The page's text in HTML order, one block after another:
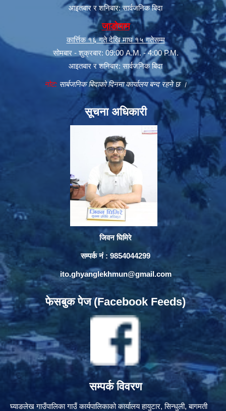
आइतबार र शनिबार: सार्वजनिक बिदा
जाडोयाम
कार्त्तिक १६ गते देखि माघ १५ गतेसम्म
सोमबार - शुक्रबार: 09:00 A.M. - 4:00 P.M.
आइतबार र शनिबार: सार्वजनिक बिदा
नोट:सार्बजनिक बिदाको दिनमा कार्यालय बन्द रहने छ ।
सूचना अधिकारी
जिवन घिमिरे
सम्पर्क नं : 9854044299
ito.ghyanglekhmun@gmail.com
फेसबुक पेज (Facebook Feeds)
सम्पर्क विवरण
घ्याङलेख गाउँपालिका गाउँ कार्यपालिकाको कार्यालय हायुटार, सिन्धुली, बागमती